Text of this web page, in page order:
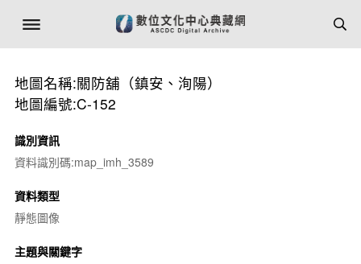
地圖名稱:關防舖（鎮安、洵陽）
地圖編號:C-152
識別資訊
資料識別碼:map_imh_3589
資料類型
靜態圖像
主題與關鍵字